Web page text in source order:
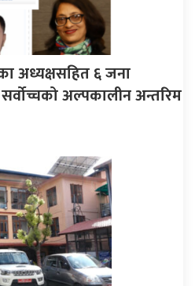
अध्यक्षसहित ६ जना
अल्पकालीन अन्तरिम